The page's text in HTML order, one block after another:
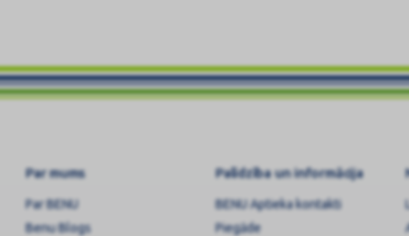
Par mums
Par BENU
Benu Blogs
Palīdzība un informācija
BENU Aptieka kontakti
Piegāde